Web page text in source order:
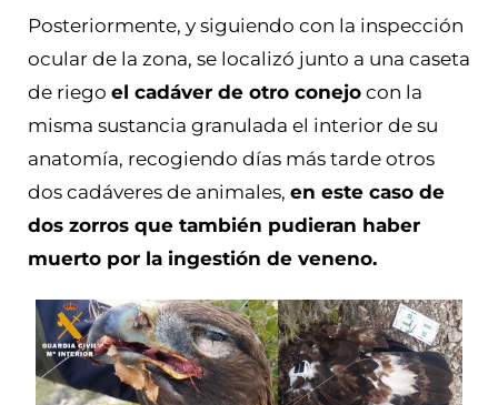
Posteriormente, y siguiendo con la inspección
ocular de la zona, se localizó junto a una caseta
de riego el cadáver de otro conejo con la
misma sustancia granulada el interior de su
anatomía, recogiendo días más tarde otros
dos cadáveres de animales, en este caso de
dos zorros que también pudieran haber
muerto por la ingestión de veneno.